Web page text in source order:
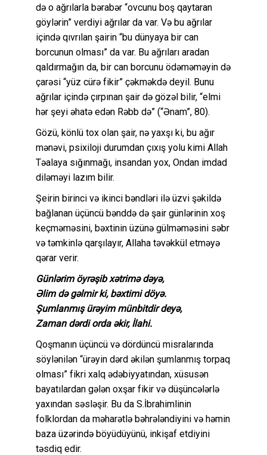
də o ağrılarla bərabər “ovcunu boş qaytaran
göylərin” verdiyi ağrılar da var. Və bu ağrılar
içində qıvrılan şairin “bu dünyaya bir can
borcunun olması” da var. Bu ağrıları aradan
qaldırmağın da, bir can borcunu ödəməməyin də
çarəsi “yüz cürə fikir” çəkməkdə deyil. Bunu
ağrılar içində çırpınan şair də gözəl bilir, “elmi
hər şeyi əhatə edən Rəbb də” (“Ənam”, 80).
Gözü, könlü tox olan şair, nə yaxşı ki, bu ağır
mənəvi, psixiloji durumdan çıxış yolu kimi Allah
Təalaya sığınmağı, insandan yox, Ondan imdad
diləməyi lazım bilir.
Şeirin birinci və ikinci bəndləri ilə üzvi şəkildə
bağlanan üçüncü bənddə də şair günlərinin xoş
keçməməsini, bəxtinin üzünə gülməməsini səbr
və təmkinlə qarşılayır, Allaha təvəkkül etməyə
qərar verir.
Günlərim öyrəşib xətrimə dəyə,
Əlim də gəlmir ki, bəxtimi döyə.
Şumlanmış ürəyim münbitdir deyə,
Zaman dərdi orda əkir, İlahi.
Qoşmanın üçüncü və dördüncü misralarında
söylənilən “ürəyin dərd əkilən şumlanmış torpaq
olması” fikri xalq ədəbiyyatından, xüsusən
bayatılardan gələn oxşar fikir və düşüncələrlə
yaxından səsləşir. Bu da S.İbrahimlinin
folklordan da məharətlə bəhrələndiyini və həmin
baza üzərində böyüdüyünü, inkişaf etdiyini
təsdiq edir.